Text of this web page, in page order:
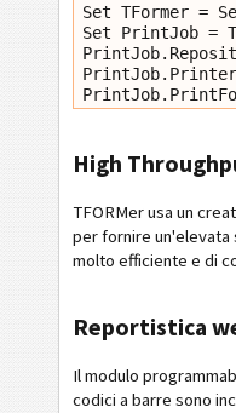
Set TFormer =
Set PrintJob =
High
TFORMer usa un
per fornire un'elevata
molto efficiente e di
Reportistica
Il modulo
codici a barre sono